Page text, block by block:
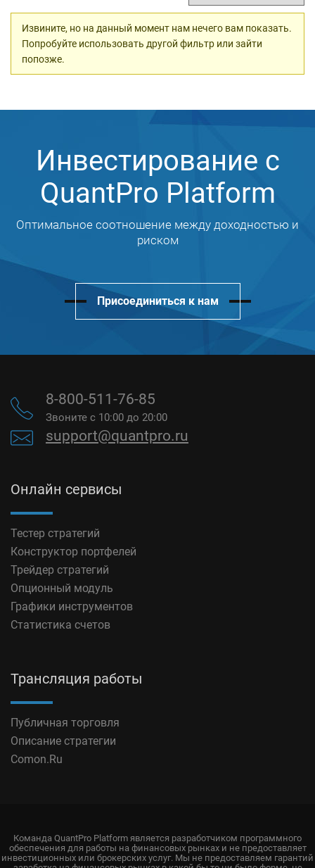
Извините, но на данный момент нам нечего вам показать.
Попробуйте использовать другой фильтр или зайти
попозже.
Инвестирование с
QuantPro Platform
Оптимальное соотношение между доходностью и
риском
Присоединиться к нам
8-800-511-76-85
Звоните с 10:00 до 20:00
support@quantpro.ru
Онлайн сервисы
Тестер стратегий
Конструктор портфелей
Трейдер стратегий
Опционный модуль
Графики инструментов
Статистика счетов
Трансляция работы
Публичная торговля
Описание стратегии
Comon.Ru
Команда QuantPro Platform является разработчиком программного
обеспечения для работы на финансовых рынках и не предоставляет
инвестиционных или брокерских услуг. Мы не предоставляем гарантий